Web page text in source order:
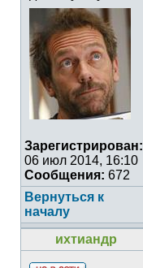
Зарегистрирован:
06 июл 2014, 16:10
Сообщения: 672
Вернуться к
началу
ихтиандр